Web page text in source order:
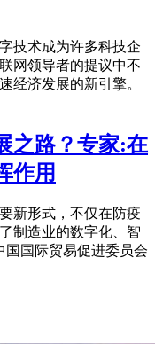
技术成为许多科技企
网领导者的提议中不
经济发展的新引擎。
之路？专家:在
作用
新形式，不仅在防疫
制造业的数字化、智
国国际贸易促进委员会